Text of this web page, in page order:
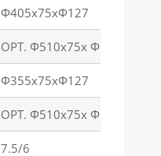
Φ405x75xΦ127
OPT. Φ510x75x Φ127
Φ355x75xΦ127
OPT. Φ510x75x Φ127
7.5/6